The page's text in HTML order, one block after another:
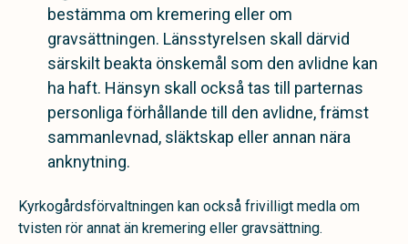
bestämma om kremering eller om
gravsättningen. Länsstyrelsen skall därvid
särskilt beakta önskemål som den avlidne kan
ha haft. Hänsyn skall också tas till parternas
personliga förhållande till den avlidne, främst
sammanlevnad, släktskap eller annan nära
anknytning.
Kyrkogårdsförvaltningen kan också frivilligt medla om
tvisten rör annat än kremering eller gravsättning.